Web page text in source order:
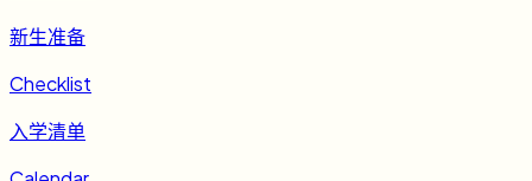
新生准备
Checklist
入学清单